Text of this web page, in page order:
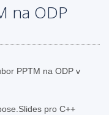
na ODP
PPTM na ODP v
pro C++